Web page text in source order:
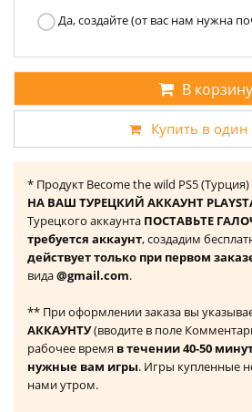
Да, создайте (от вас нам нужна
В корзину
Купить в один
* Продукт Become the wild PS5
НА ВАШ ТУРЕЦКИЙ АККАУНТ
Турецкого аккаунта ПОСТАВЬТЕ
требуется аккаунт, создадим
действует только при первом
вида@gmail.com.
** При оформлении заказа вы
АККАУНТУ(вводите в поле
рабочее время в течении 40-50
нужные вам игры. Игры купленные
нами утром.